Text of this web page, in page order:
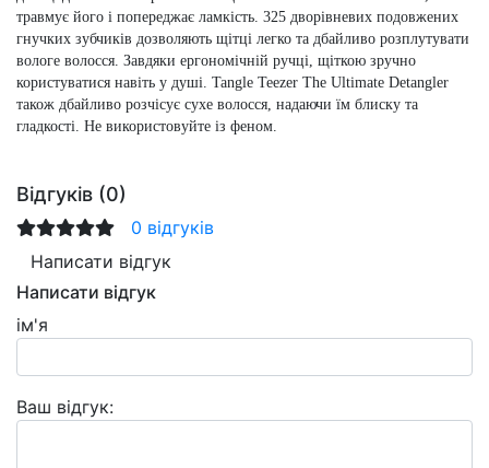
травмує його і попереджає ламкість. 325 дворівневих подовжених
гнучких зубчиків дозволяють щітці легко та дбайливо розплутувати
вологе волосся. Завдяки ергономічній ручці, щіткою зручно
користуватися навіть у душі. Tangle Teezer The Ultimate Detangler
також дбайливо розчісує сухе волосся, надаючи їм блиску та
гладкості. Не використовуйте із феном.
Відгуків (0)
0 відгуків
Написати відгук
Написати відгук
ім'я
Ваш відгук: